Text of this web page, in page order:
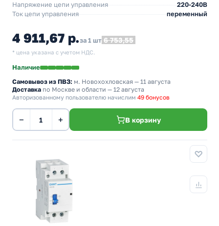
Напряжение цепи управления
220-240В
Ток цепи управления
переменный
4 911,67 р.за 1 шт 6 753,55
* цена указана с учетом НДС.
Наличие
Самовывоз из ПВЗ: м. Новохохловская — 11 августа
Доставка по Москве и области — 12 августа
Авторизованному пользователю начислим 49 бонусов
− + В корзину